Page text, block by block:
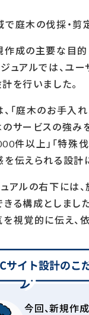
庭木の伐採・剪
成の主要な目的
ュアルでは、ユ
を行いました。
「庭木のお手入
サービスの強み
件以上」「特殊
伝えられる設計
ュアルの右下には
る構成としまし
視覚的に伝え、
今回、新規作